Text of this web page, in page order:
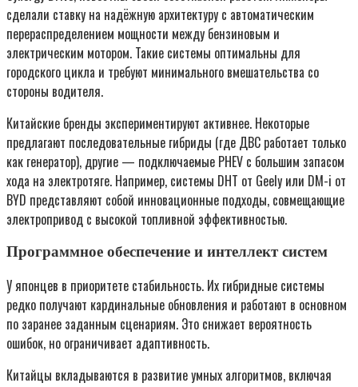
сделали ставку на надёжную архитектуру с автоматическим
перераспределением мощности между бензиновым и
электрическим мотором. Такие системы оптимальны для
городского цикла и требуют минимального вмешательства со
стороны водителя.
Китайские бренды экспериментируют активнее. Некоторые
предлагают последовательные гибриды (где ДВС работает только
как генератор), другие — подключаемые PHEV с большим запасом
хода на электротяге. Например, системы DHT от Geely или DM-i от
BYD представляют собой инновационные подходы, совмещающие
электропривод с высокой топливной эффективностью.
Программное обеспечение и интеллект систем
У японцев в приоритете стабильность. Их гибридные системы
редко получают кардинальные обновления и работают в основном
по заранее заданным сценариям. Это снижает вероятность
ошибок, но ограничивает адаптивность.
Китайцы вкладываются в развитие умных алгоритмов, включая